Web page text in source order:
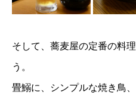
そして、蕎麦屋の定番の料
う。
畳鰯に、シンプルな焼き鳥